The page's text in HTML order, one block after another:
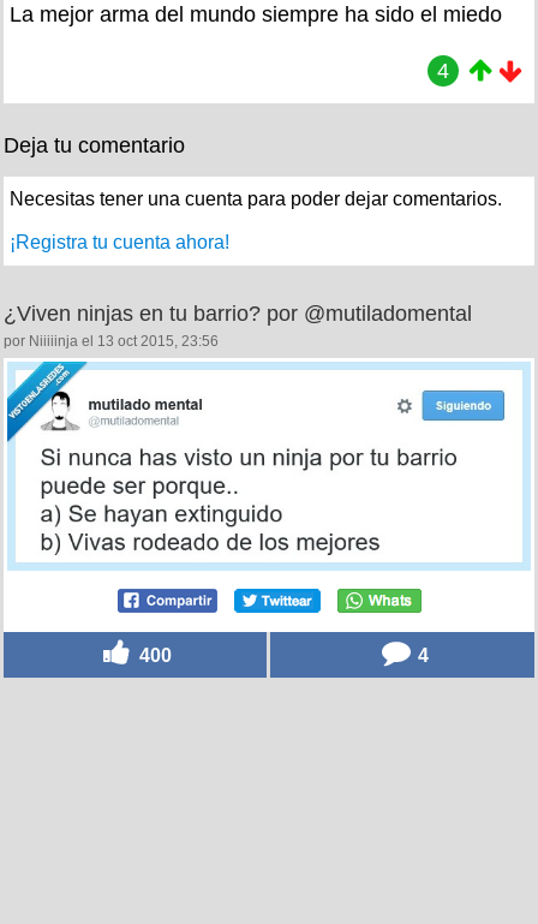
La mejor arma del mundo siempre ha sido el miedo
4
Deja tu comentario
Necesitas tener una cuenta para poder dejar comentarios.
¡Registra tu cuenta ahora!
¿Viven ninjas en tu barrio? por @mutiladomental
por Niiiiinja el 13 oct 2015, 23:56
400 4